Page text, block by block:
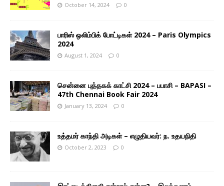
October 14, 2024 0
பாரிஸ் ஒலிம்பிக் போட்டிகள் 2024 – Paris Olympics
2024
August 1, 2024 0
சென்னை புத்தகக் காட்சி 2024 – பபாசி – BAPASI –
47th Chennai Book Fair 2024
January 13, 2024 0
உத்தமர் காந்தி அடிகள் – எழுதியவர்: ந. உதயநிதி
October 2, 2023 0